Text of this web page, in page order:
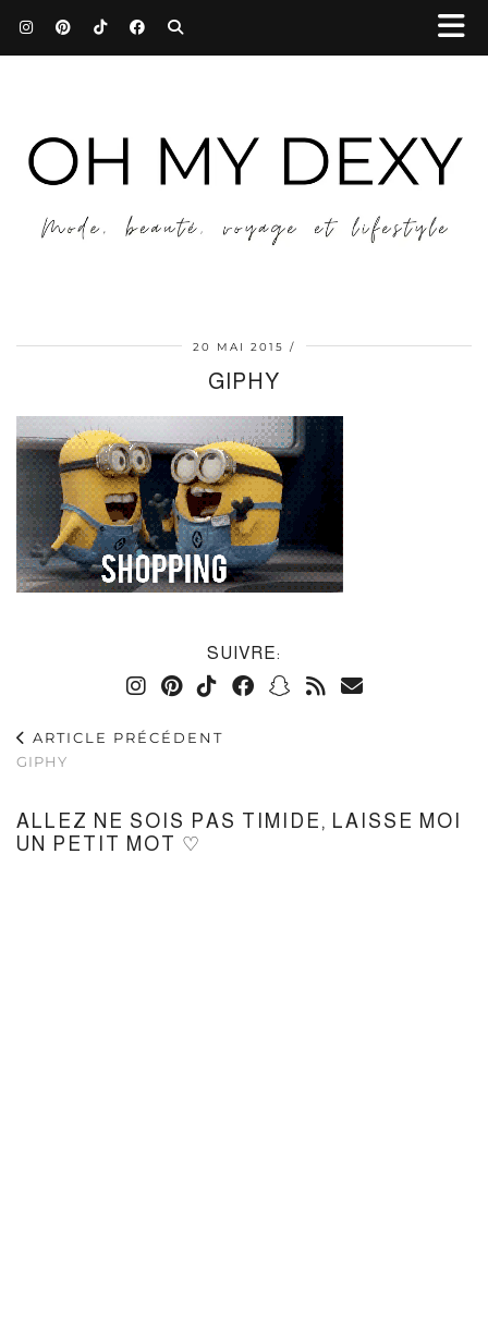
20 MAI 2015
GIPHY
SUIVRE:
ARTICLE PRÉCÉDENT
GIPHY
ALLEZ NE SOIS PAS TIMIDE, LAISSE MOI
UN PETIT MOT ♡